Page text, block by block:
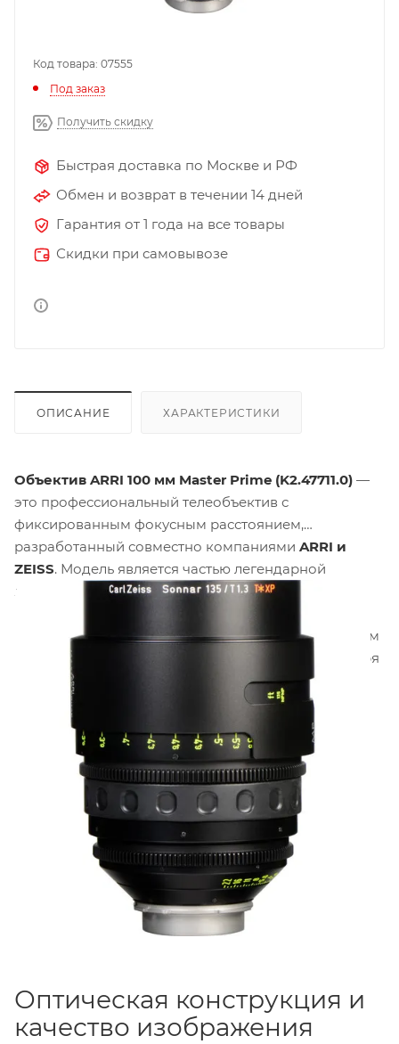
Код товара: 07555
Под заказ
Получить скидку
Быстрая доставка по Москве и РФ
Обмен и возврат в течении 14 дней
Гарантия от 1 года на все товары
Скидки при самовывозе
ОПИСАНИЕ ХАРАКТЕРИСТИКИ
Объектив ARRI 100 мм Master Prime (K2.47711.0) —
это профессиональный телеобъектив с
фиксированным фокусным расстоянием,
разработанный совместно компаниями ARRI и
ZEISS. Модель является частью легендарной
линейки Master Prime и обеспечивает угол обзора
съемки крупных планов и портретов с характерным
кинематографическим размытием фона. Благодаря
рекордной светосиле
объектив позволяет
снимать в условиях крайне низкой освещенности,
достигать малой глубины резкости и создавать
мягкое, эстетичное «боке».
Вес объектива
составляет 2.9 кг, передний диаметр —114 мм
153–205 мм.Минимальная дистанция
фокусировки
составляет 1 метр.
Оптическая конструкция и
качество изображения